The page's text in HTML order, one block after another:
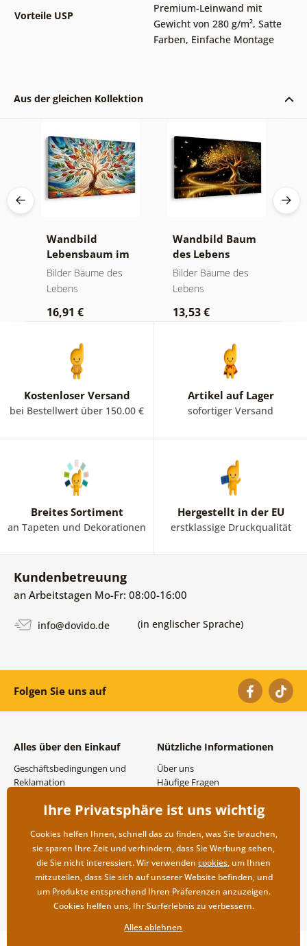
Vorteile USP
Premium-Leinwand mit
Gewicht von 280 g/m², Satte
Farben, Einfache Montage
Aus der gleichen Kollektion
Wandbild
Lebensbaum im
bunten
Glasfenster
Bilder Bäume des
Lebens
16,91 €
Wandbild Baum
des Lebens
goldene Magie
Bilder Bäume des
Lebens
13,53 €
Kostenloser Versand
bei Bestellwert über 150.00 €
Artikel auf Lager
sofortiger Versand
Breites Sortiment
an Tapeten und Dekorationen
Hergestellt in der EU
erstklassige Druckqualität
Kundenbetreuung
an Arbeitstagen Mo-Fr: 08:00-16:00
info@dovido.de (in englischer Sprache)
Folgen Sie uns auf
Alles über den Einkauf
Geschäftsbedingungen und
Reklamation
Versand- und
Rücksendung der Ware
Nützliche Informationen
Über uns
Häufige Fragen
Großhandel und
Ihre Privatsphäre ist uns wichtig
Cookies helfen Ihnen, schnell das zu finden, was Sie brauchen,
sie sparen Ihre Zeit und verhindern, dass Sie Werbung sehen,
die Sie nicht interessiert. Wir verwenden cookies, um Ihnen
mitzuteilen, dass Sie sich auf unserer Website befinden, und
um Produkte entsprechend Ihren Präferenzen anzuzeigen.
Cookies helfen uns, Ihr Surferlebnis zu verbessern.
Alles ablehnen